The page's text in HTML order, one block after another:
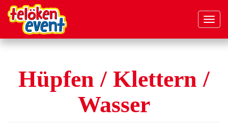
Direkt
Hüpfen / Klettern /
Wasser